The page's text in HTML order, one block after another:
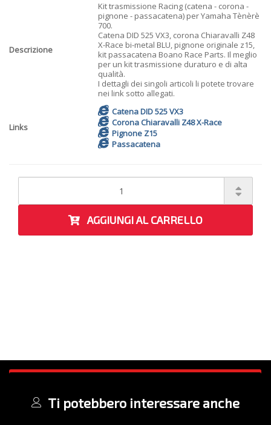
Descrizione
Kit trasmissione Racing (catena - corona -
pignone - passacatena) per Yamaha Tènèrè
700.
Catena DID 525 VX3, corona Chiaravalli Z48
X-Race bi-metal BLU, pignone originale z15,
kit passacatena Boano Race Parts. Il meglio
per un kit trasmissione duraturo e di alta
qualità.
I dettagli dei singoli articoli li potete trovare
nei link sotto allegati.
Links
Catena DID 525 VX3
Corona Chiaravalli Z48 X-Race
Pignone Z15
Passacatena
AGGIUNGI AL CARRELLO
Ti potebbero interessare anche